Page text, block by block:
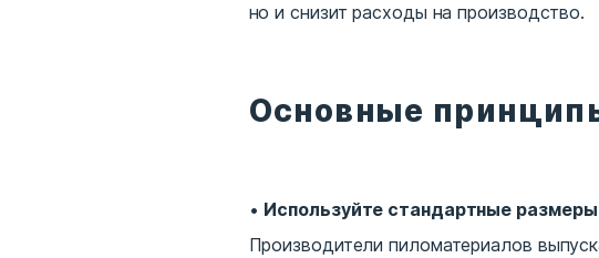
но и снизит расходы на производство.
Основные
Используйте стандартные размеры
Производители пиломатериалов